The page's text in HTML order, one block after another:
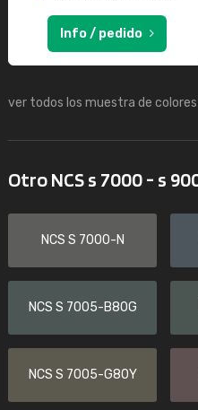
Info / pedido
ver todos los muestra de colores
Otro NCS s 7000 - s
NCS S 7000-N
NCS S 7005-B80G
NCS S 7005-G80Y